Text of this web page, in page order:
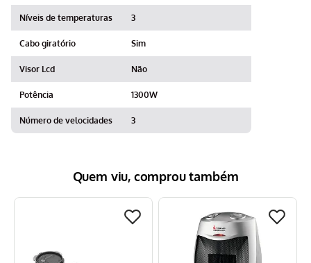
Níveis de temperaturas 3
Cabo giratório Sim
Visor Lcd Não
Potência 1300W
Número de velocidades 3
Quem viu, comprou também